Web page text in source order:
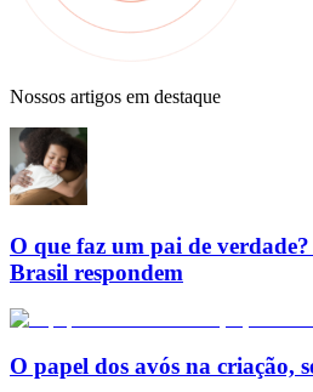
Nossos artigos em destaque
O que faz um pai de
Brasil respondem
O papel dos avós na criação,